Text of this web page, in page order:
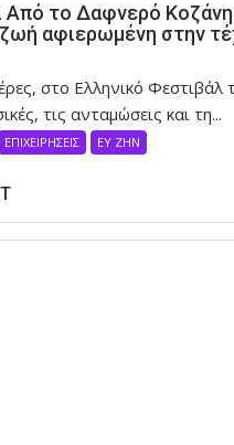
Από το Δαφνερό
αφιερωμένη στην
στο Ελληνικό Φεστιβάλ
τις ανταμώσεις και τη...
ΕΠΙΧΕΙΡΗΣΕΙΣ ΕΥ ΖΗΝ